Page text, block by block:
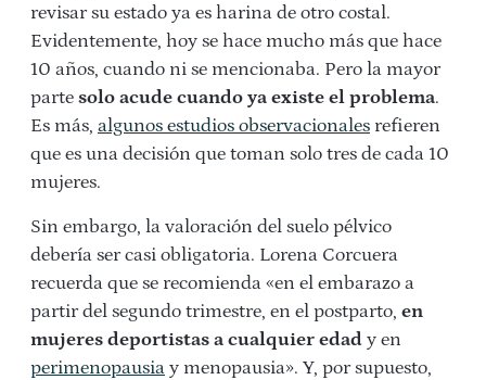
revisar su estado ya es harina de otro costal.
Evidentemente, hoy se hace mucho más que hace
10 años, cuando ni se mencionaba. Pero la mayor
parte solo acude cuando ya existe el problema.
Es más, algunos estudios observacionales refieren
que es una decisión que toman solo tres de cada 10
mujeres.
Sin embargo, la valoración del suelo pélvico
debería ser casi obligatoria. Lorena Corcuera
recuerda que se recomienda «en el embarazo a
partir del segundo trimestre, en el postparto, en
mujeres deportistas a cualquier edad y en
perimenopausia y menopausia». Y, por supuesto,